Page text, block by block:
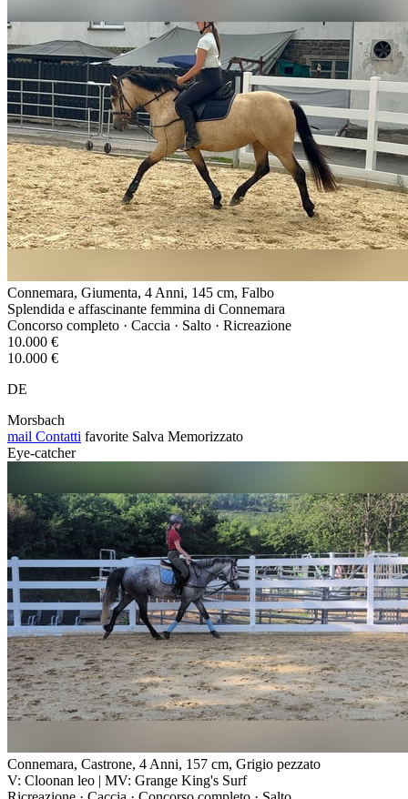
Connemara, Giumenta, 4 Anni, 145 cm, Falbo
Splendida e affascinante femmina di Connemara
Concorso completo · Caccia · Salto · Ricreazione
10.000 €
10.000 €
DE
Morsbach
mail Contatti favorite Salva Memorizzato
Eye-catcher
Connemara, Castrone, 4 Anni, 157 cm, Grigio pezzato
V: Cloonan leo | MV: Grange King's Surf